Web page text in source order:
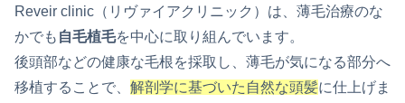
Reveir clinic（リヴァイアクリニック）は、薄毛治療のな
かでも 自毛植毛を中心に取り組んでいます。
後頭部などの健康な毛根を採取し、薄毛が気になる部分へ
移植することで、 解剖学に基づいた自然な頭髪に仕上げま